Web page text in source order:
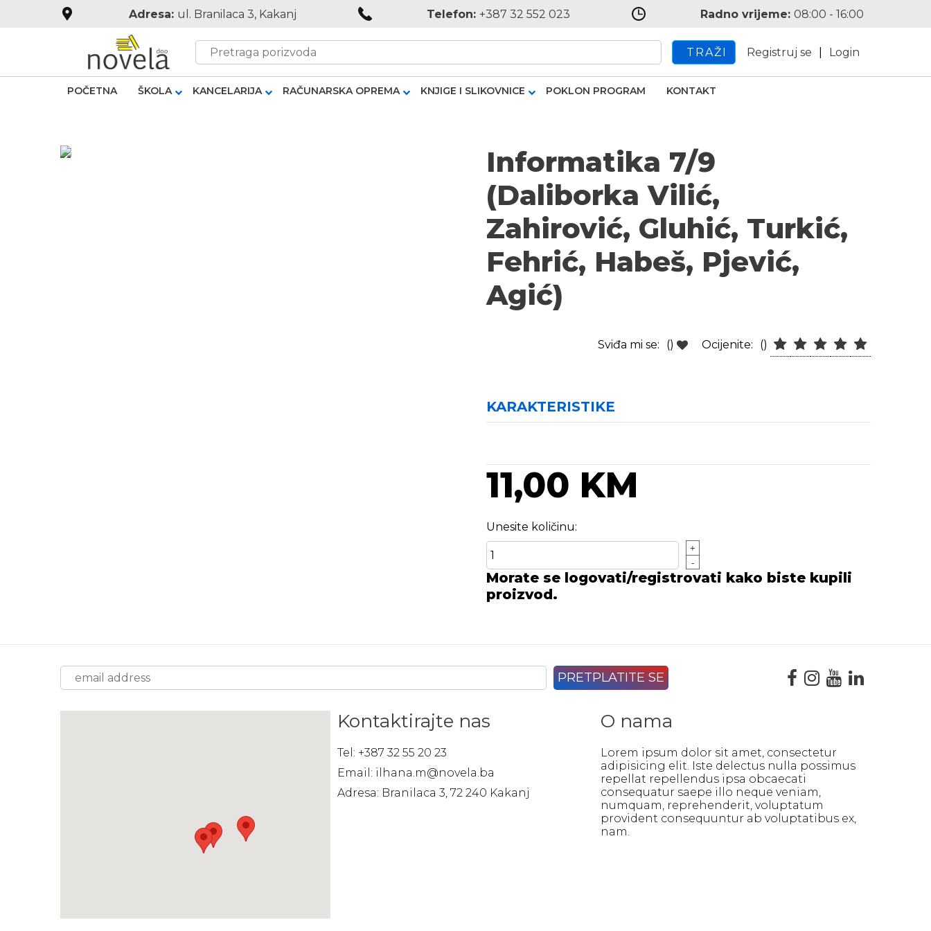
Adresa: ul. Branilaca 3, Kakanj Telefon: +387 32 552 023 Radno vrijeme: 08:00 - 16:00
TRAŽI Registruj se Login
POČETNA ŠKOLA KANCELARIJA RAČUNARSKA OPREMA KNJIGE I SLIKOVNICE POKLON PROGRAM KONTAKT
Informatika 7/9
(Daliborka Vilić,
Zahirović, Gluhić, Turkić,
Fehrić, Habeš, Pjević,
Agić)
Sviđa mi se: () Ocijenite: ()
KARAKTERISTIKE
11,00 KM
Unesite količinu:
+
-
Morate se logovati/registrovati kako biste kupili
proizvod.
Kontaktirajte nas
Tel: +387 32 55 20 23
Email: ilhana.m@novela.ba
Adresa: Branilaca 3, 72 240 Kakanj
O nama
Lorem ipsum dolor sit amet, consectetur
adipisicing elit. Iste delectus nulla possimus
repellat repellendus ipsa obcaecati
consequatur saepe illo neque veniam,
numquam, reprehenderit, voluptatum
provident consequuntur ab voluptatibus ex,
nam.